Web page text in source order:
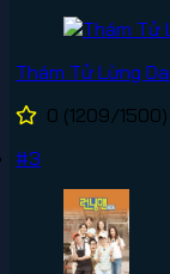
Thám Tử Lừng
0 (1209/1500)
#3